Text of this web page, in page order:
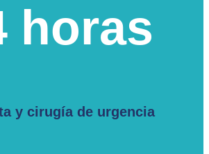
horas
y cirugía de urgencia